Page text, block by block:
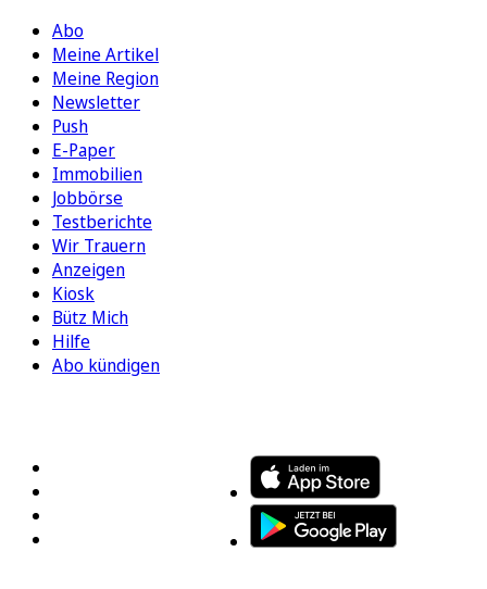
Abo
Meine Artikel
Meine Region
Newsletter
Push
E-Paper
Immobilien
Jobbörse
Testberichte
Wir Trauern
Anzeigen
Kiosk
Bütz Mich
Hilfe
Abo kündigen